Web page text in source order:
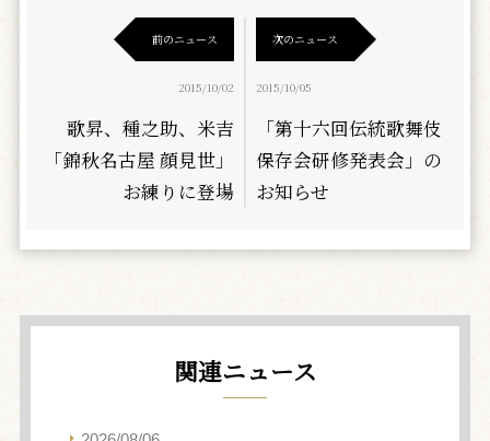
前のニュース
2015/10/02
歌昇、種之助、米吉
「錦秋名古屋 顔見世」
お練りに登場
次のニュース
2015/10/05
「第十六回伝統歌舞伎
保存会研修発表会」の
お知らせ
関連ニュース